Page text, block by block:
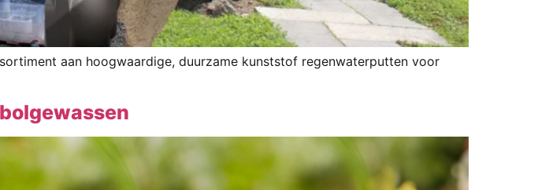
aan hoogwaardige, duurzame kunststof regenwaterputten voor